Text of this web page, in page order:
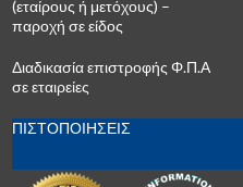
(εταίρους ή μετόχους) –
παροχή σε είδος
Διαδικασία επιστροφής Φ.Π.Α
σε εταιρείες
ΠΙΣΤΟΠΟΙΗΣΕΙΣ